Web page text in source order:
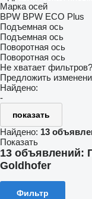
Марка осей
BPW BPW ECO Plus
Подъемная ось
Подъемная ось
Поворотная ось
Поворотная ось
Не хватает фильтров?
Предложить
Найдено:
-
показать
Найдено: 13
Показать
13 объявлений:
Goldhofer
Фильтр